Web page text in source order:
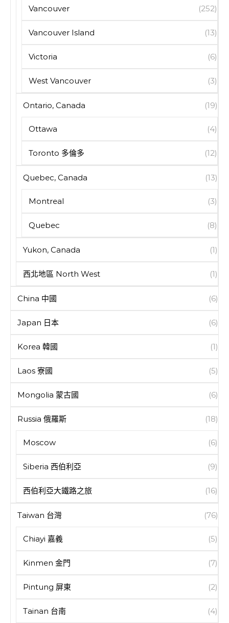
Vancouver (252)
Vancouver Island (13)
Victoria (6)
West Vancouver (3)
Ontario, Canada (19)
Ottawa (4)
Toronto 多倫多 (12)
Quebec, Canada (13)
Montreal (3)
Quebec (8)
Yukon, Canada (1)
西北地區 North West (1)
China 中國 (6)
Japan 日本 (6)
Korea 韓國 (1)
Laos 寮國 (5)
Mongolia 蒙古國 (6)
Russia 俄羅斯 (18)
Moscow (6)
Siberia 西伯利亞 (9)
西伯利亞大鐵路之旅 (16)
Taiwan 台灣 (76)
Chiayi 嘉義 (5)
Kinmen 金門 (7)
Pintung 屏東 (2)
Tainan 台南 (4)